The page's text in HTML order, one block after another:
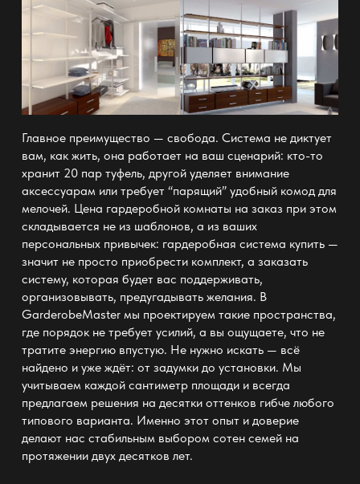
Главное преимущество — свобода. Система не диктует
вам, как жить, она работает на ваш сценарий: кто-то
хранит 20 пар туфель, другой уделяет внимание
аксессуарам или требует “парящий” удобный комод для
мелочей. Цена гардеробной комнаты на заказ при этом
складывается не из шаблонов, а из ваших
персональных привычек: гардеробная система купить —
значит не просто приобрести комплект, а заказать
систему, которая будет вас поддерживать,
организовывать, предугадывать желания. В
GarderobeMaster мы проектируем такие пространства,
где порядок не требует усилий, а вы ощущаете, что не
тратите энергиювпустую. Не нужно искать — всё
найдено и уже ждёт: от задумки до установки. Мы
учитываем каждой сантиметр площади и всегда
предлагаем решения на десятки оттенков гибче любого
типового варианта. Именно этот опыт и доверие
делают нас стабильным выбором сотен семей на
протяжении двух десятков лет.